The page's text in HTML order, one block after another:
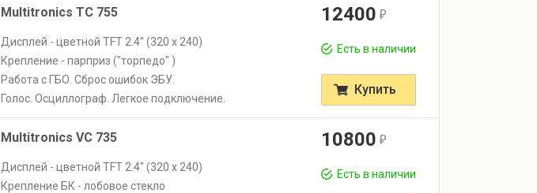
Multitronics TC 755
Дисплей - цветной TFT 2.4" (320 х 240)
Крепление - парприз ("торпедо" )
Работа с ГБО. Сброс ошибок ЭБУ.
Голос. Осциллограф. Легкое подключение.
12400 r
Есть в наличии
Купить
Multitronics VC 735
Дисплей - цветной TFT 2.4" (320 х 240)
Крепление БК - лобовое стекло
10800 r
Есть в наличии